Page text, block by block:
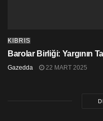
KIBRIS
Barolar Birliği: Yargının
Gazedda 22 MART 2025